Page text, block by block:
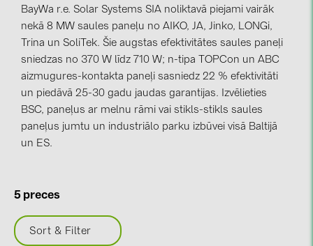
Invertori (105)
Invertoru aksesuāri (84)
Enerģijas uzglabāšana (74)
E-Mobilitāte (19)
Instalācijas (87)
RAŽOTĀJI
AIKO Solar (2)
BAKS (51)
BUDMAT (6)
BayWa r.e. Solar Systems SIA noliktavā piejami vairāk
nekā 8 MW saules paneļu no AIKO, JA, Jinko, LONGi,
Trina un SoliTek. Šie augstas efektivitātes saules paneļi
sniedzas no 370 W līdz 710 W; n-tipa TOPCon un ABC
aizmugures-kontakta paneļi sasniedz 22 % efektivitāti
un piedāvā 25-30 gadu jaudas garantijas. Izvēlieties
BSC, paneļus ar melnu rāmi vai stikls-stikls saules
paneļus jumtu un industriālo parku izbūvei visā Baltijā
un ES.
5 preces
Sort & Filter